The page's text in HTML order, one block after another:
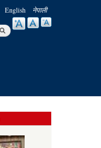
English नेपाली